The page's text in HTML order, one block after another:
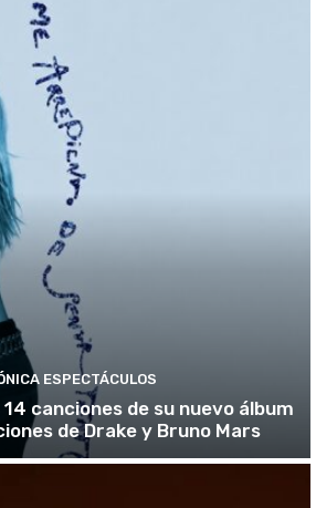
ESPECTÁCULOS
canciones de su nuevo álbum
de Drake y Bruno Mars